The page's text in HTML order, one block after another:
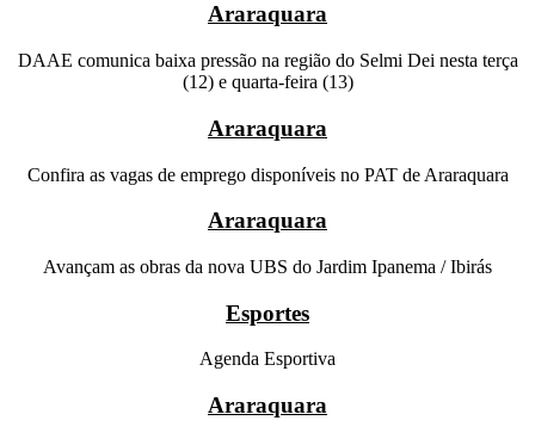
Araraquara
DAAE comunica baixa pressão na região do Selmi Dei nesta terça
(12) e quarta-feira (13)
Araraquara
Confira as vagas de emprego disponíveis no PAT de Araraquara
Araraquara
Avançam as obras da nova UBS do Jardim Ipanema / Ibirás
Esportes
Agenda Esportiva
Araraquara